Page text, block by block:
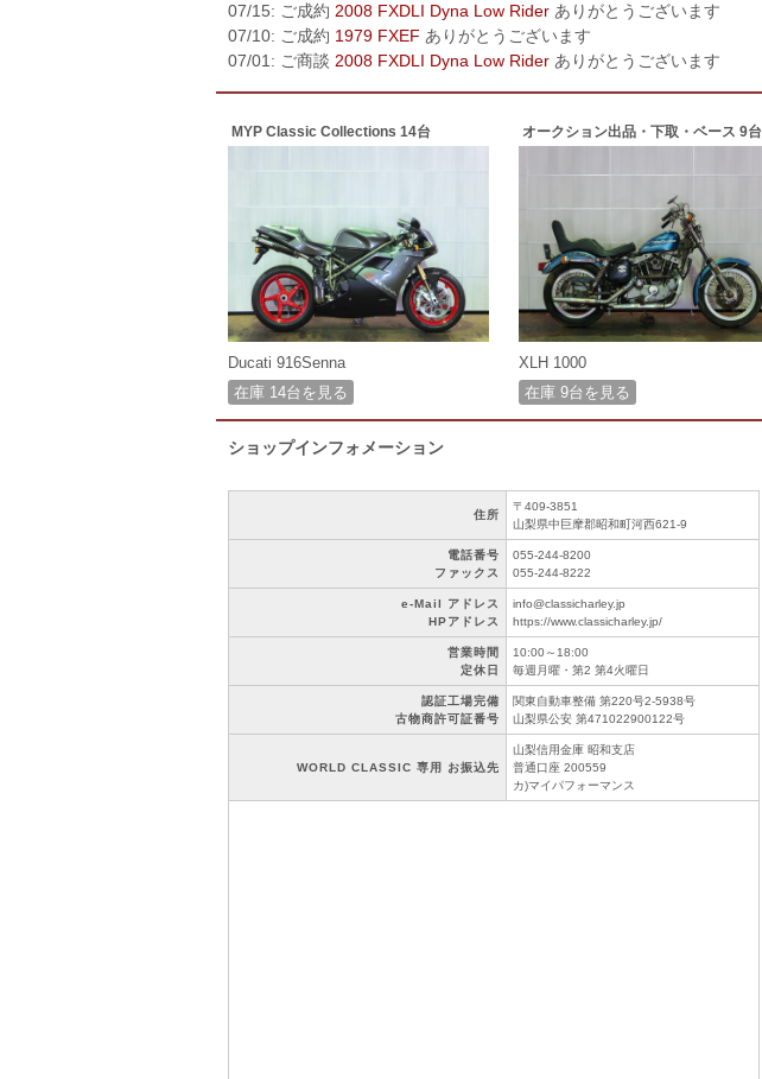
07/15: ご成約 2008 FXDLI Dyna Low Rider ありがとうございます
07/10: ご成約 1979 FXEF ありがとうございます
07/01: ご商談 2008 FXDLI Dyna Low Rider ありがとうございます
MYP Classic Collections 14台
Ducati 916Senna
在庫 14台を見る
オークション出品・下取・ベース 9台
XLH 1000
在庫 9台を見る
ショップインフォメーション
住所
〒409-3851
山梨県中巨摩郡昭和町河西621-9
電話番号
ファックス
055-244-8200
055-244-8222
e-Mail アドレス
HPアドレス
info@classicharley.jp
https://www.classicharley.jp/
営業時間
定休日
10:00～18:00
毎週月曜・第2 第4火曜日
認証工場完備
古物商許可証番号
関東自動車整備 第220号2-5938号
山梨県公安 第471022900122号
WORLD CLASSIC 専用 お振込先
山梨信用金庫 昭和支店
普通口座 200559
カ)マイパフォーマンス